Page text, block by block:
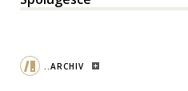
..ARCHIV